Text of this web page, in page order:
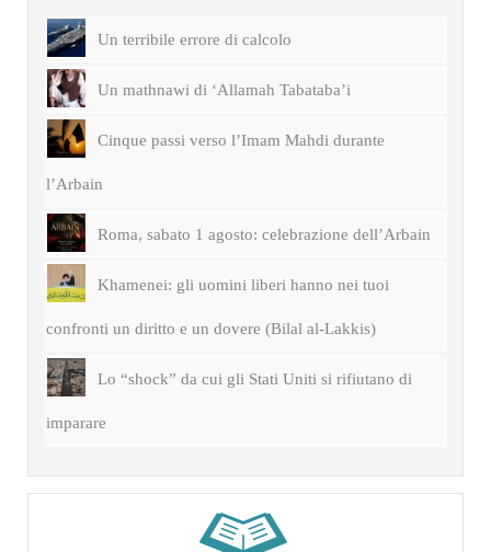
Un terribile errore di calcolo
Un mathnawi di ‘Allamah Tabataba’i
Cinque passi verso l’Imam Mahdi durante
l’Arbain
Roma, sabato 1 agosto: celebrazione dell’Arbain
Khamenei: gli uomini liberi hanno nei tuoi
confronti un diritto e un dovere (Bilal al-Lakkis)
Lo “shock” da cui gli Stati Uniti si rifiutano di
imparare